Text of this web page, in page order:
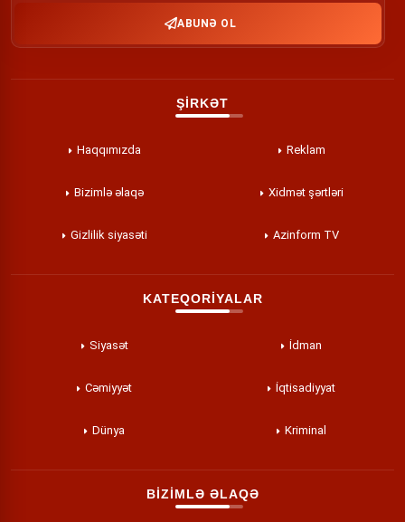
ABUNƏ OL
ŞİRKƏT
Haqqımızda Reklam
Bizimlə əlaqə Xidmət şərtləri
Gizlilik siyasəti Azinform TV
KATEQORİYALAR
Siyasət İdman
Cəmiyyət İqtisadiyyat
Dünya Kriminal
BİZİMLƏ ƏLAQƏ